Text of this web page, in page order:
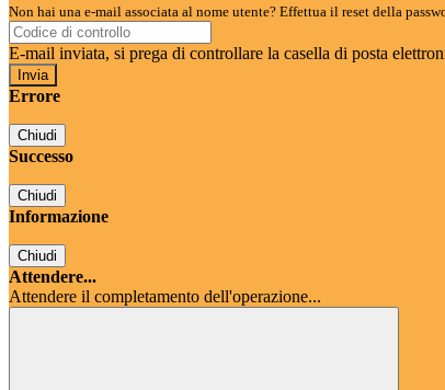
Non hai una e-mail associata al nome utente? Effettua il reset della
E-mail inviata, si prega di controllare la casella di posta
Errore
Chiudi
Successo
Chiudi
Informazione
Chiudi
Attendere...
Attendere il completamento dell'operazione...